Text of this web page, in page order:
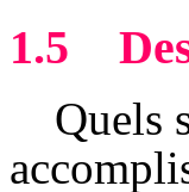
1.5
Quels